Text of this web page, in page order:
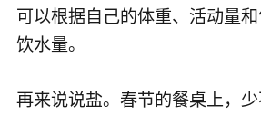
可以根据自己的体重、活动量
饮水量。
再来说说盐。春节的餐桌上，